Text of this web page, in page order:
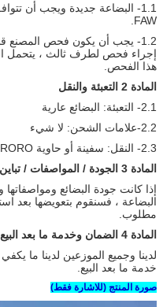
1.1- البضاعة جديدة ويجب أن
FAW.
1.2- يجب أن يكون فحص المصنع قبل الشحن نهائيًا.
إجراء فحص لطرف ثالث ، يتحمل
هذا الفحص.
المادة 2 التعبئة والنقل
2.1- التعبئة: البضائع عارية
2.2-علامات الشحن: لا شيء
2.3- النقل: سفينة أو حاوية RORO
المادة 3 الجودة / المواصفات / تباين الكمية
إذا كانت جودة البضائع
البضاعة ، فسنقوم بتعويضها بعد
مطلوب.
المادة 4
الضمان وخدمة ما بعد البيع
لدينا وجميع الموزعين لدينا ما
خدمة ما بعد البيع.
صورة المنتج (للاشارة فقط)